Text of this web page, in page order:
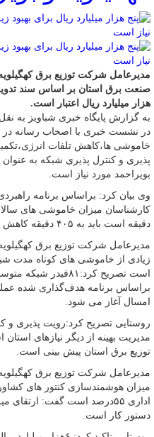
مدیرعامل شرکت توزیع برق
صنعت برق استان بر اساس سند
هزار میلیارد ریال اعتبار است.
به گزارش پایگاه خبری شباویز به نقل
در نشست خبری با اصحاب رسانه در
خاموشی ها،کاهش تلفات
پذیری و کنترل پذیری شبکه به
بویراحمد مورد نیاز است.
وی بیان کرد: براساس برنامه
کارشناسان میزان خاموشی های
دقیقه است باید به ۴۰۵ دقیقه کاهش یافت.
مدیرعامل شرکت توزیع برق
زیادی از خاموشی های کوتاه مدت
است تصریح
براساس برنامه هدف‌گذاری شده
امسال آغاز می شود.
روستایی تصریح کرد:رویت پذیری و
مدیریت بهینه از دیگر نیازهای
توزیع برق استان پیش بینی است.
مدیرعامل شرکت توزیع برق کهگیلویه
اداری ۵۵درصد است گفت:
دستور کار است.